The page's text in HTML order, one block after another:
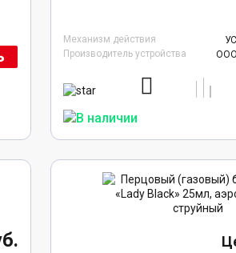
Механизм действия
Производитель устройства
ООО